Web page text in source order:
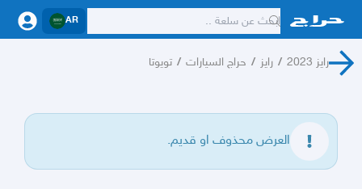
AR
رايز 2023 / رايز / حراج السيارات / تويوتا
العرض محذوف او قديم.